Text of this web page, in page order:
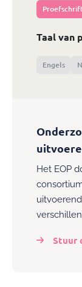
Taal van
Engels
Het EOP
Stuur